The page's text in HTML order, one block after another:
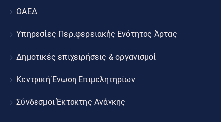
ΟΑΕΔ
Υπηρεσίες Περιφερειακής Ενότητας Άρτας
Δημοτικές επιχειρήσεις & οργανισμοί
Κεντρική Ένωση Επιμελητηρίων
Σύνδεσμοι Έκτακτης Ανάγκης